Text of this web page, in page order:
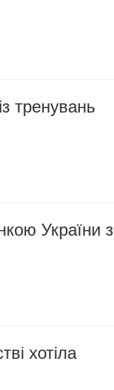
тренувань
України з
хотіла